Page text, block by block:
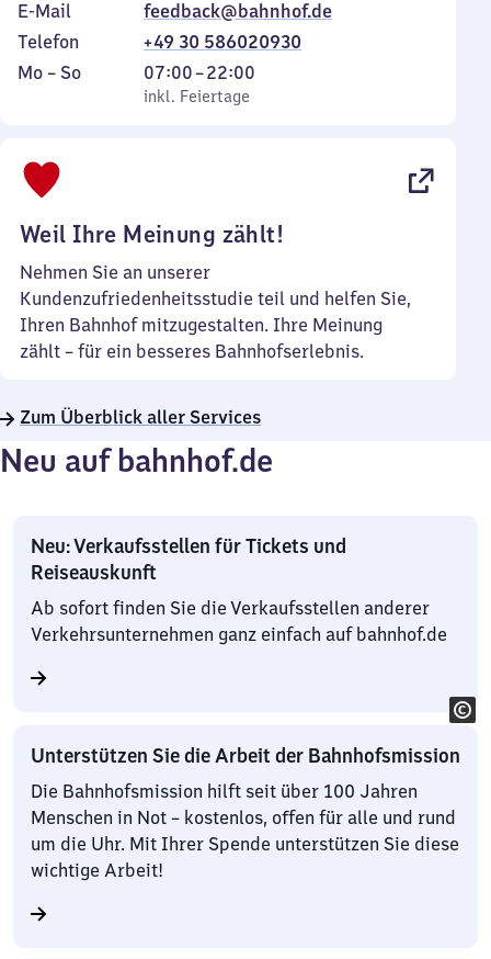
E-Mail
feedback@bahnhof.de
Telefon
+49 30 586020930
Montag
Mo – So,
inkl. Feiertage
07:00–22:00
Von
7
inkl. Feiertage
Weil Ihre Meinung zählt!
Nehmen Sie an unserer
Kundenzufriedenheitsstudie teil und helfen Sie,
Ihren Bahnhof mitzugestalten. Ihre Meinung
zählt – für ein besseres Bahnhofserlebnis.
Zum Überblick aller Services
Neu auf bahnhof.de
Neu: Verkaufsstellen für Tickets und
Reiseauskunft
Ab sofort finden Sie die Verkaufsstellen anderer
Verkehrsunternehmen ganz einfach auf bahnhof.de
Unterstützen Sie die Arbeit der Bahnhofsmission
Die Bahnhofsmission hilft seit über 100 Jahren
Menschen in Not – kostenlos, offen für alle und rund
um die Uhr. Mit Ihrer Spende unterstützen Sie diese
wichtige Arbeit!